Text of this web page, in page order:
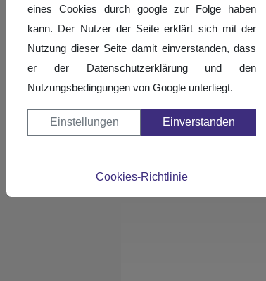
eines Cookies durch google zur Folge haben
kann. Der Nutzer der Seite erklärt sich mit der
Nutzung dieser Seite damit einverstanden, dass
er der Datenschutzerklärung und den
Nutzungsbedingungen von Google unterliegt.
Einstellungen Einverstanden
Cookies-Richtlinie